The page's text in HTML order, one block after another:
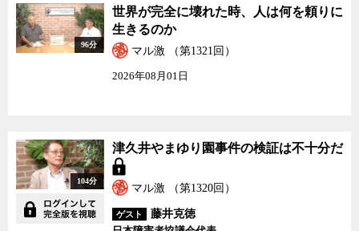
96分
世界が完全に壊れた時、人は何を頼りに
生きるのか
マル激 （第1321回）
2026年08月01日
104分
津久井やまゆり園事件の検証は不十分だ
マル激 （第1320回）
ゲスト
藤井克徳